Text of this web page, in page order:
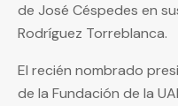
de José Céspedes en
Rodríguez Torreblanca.
El recién nombrado
de la Fundación de la